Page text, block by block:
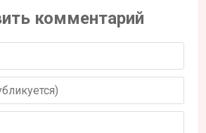
комментарий